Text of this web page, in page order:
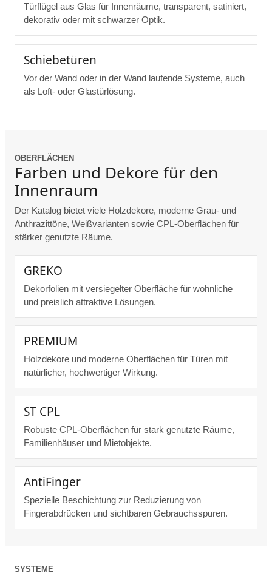
Türflügel aus Glas für Innenräume, transparent, satiniert,
dekorativ oder mit schwarzer Optik.
Schiebetüren
Vor der Wand oder in der Wand laufende Systeme, auch
als Loft- oder Glastürlösung.
OBERFLÄCHEN
Farben und Dekore für den
Innenraum
Der Katalog bietet viele Holzdekore, moderne Grau- und
Anthrazittöne, Weißvarianten sowie CPL-Oberflächen für
stärker genutzte Räume.
GREKO
Dekorfolien mit versiegelter Oberfläche für wohnliche
und preislich attraktive Lösungen.
PREMIUM
Holzdekore und moderne Oberflächen für Türen mit
natürlicher, hochwertiger Wirkung.
ST CPL
Robuste CPL-Oberflächen für stark genutzte Räume,
Familienhäuser und Mietobjekte.
AntiFinger
Spezielle Beschichtung zur Reduzierung von
Fingerabdrücken und sichtbaren Gebrauchsspuren.
SYSTEME